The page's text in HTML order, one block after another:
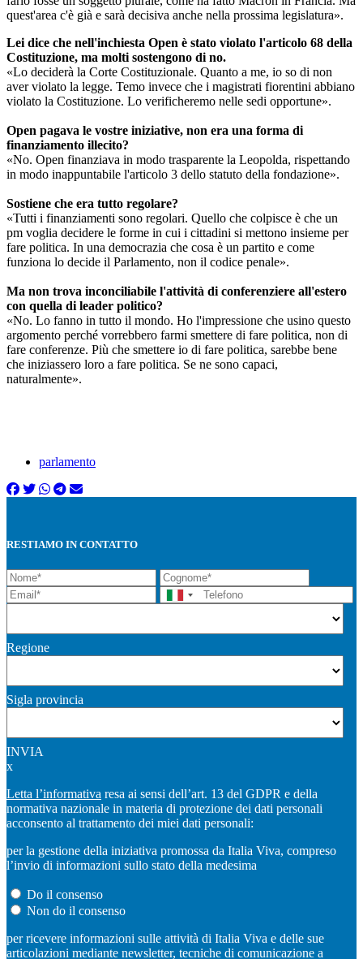
quest'area c'è già e sarà decisiva anche nella prossima legislatura».
Lei dice che nell'inchiesta Open è stato violato l'articolo 68 della
Costituzione, ma molti sostengono di no.
«Lo deciderà la Corte Costituzionale. Quanto a me, io so di non
aver violato la legge. Temo invece che i magistrati fiorentini abbiano
violato la Costituzione. Lo verificheremo nelle sedi opportune».
Open pagava le vostre iniziative, non era una forma di
finanziamento illecito?
«No. Open finanziava in modo trasparente la Leopolda, rispettando
in modo inappuntabile l'articolo 3 dello statuto della fondazione».
Sostiene che era tutto regolare?
«Tutti i finanziamenti sono regolari. Quello che colpisce è che un
pm voglia decidere le forme in cui i cittadini si mettono insieme per
fare politica. In una democrazia che cosa è un partito e come
funziona lo decide il Parlamento, non il codice penale».
Ma non trova inconciliabile l'attività di conferenziere all'estero
con quella di leader politico?
«No. Lo fanno in tutto il mondo. Ho l'impressione che usino questo
argomento perché vorrebbero farmi smettere di fare politica, non di
fare conferenze. Più che smettere io di fare politica, sarebbe bene
che iniziassero loro a fare politica. Se ne sono capaci,
naturalmente».
parlamento
RESTIAMO IN CONTATTO
Regione
Sigla provincia
INVIA
x
Letta l’informativa resa ai sensi dell’art. 13 del GDPR e della
normativa nazionale in materia di protezione dei dati personali
acconsento al trattamento dei miei dati personali:
per la gestione della iniziativa promossa da Italia Viva, compreso
l’invio di informazioni sullo stato della medesima
Do il consenso
Non do il consenso
per ricevere informazioni sulle attività di Italia Viva e delle sue
articolazioni mediante newsletter, tecniche di comunicazione a